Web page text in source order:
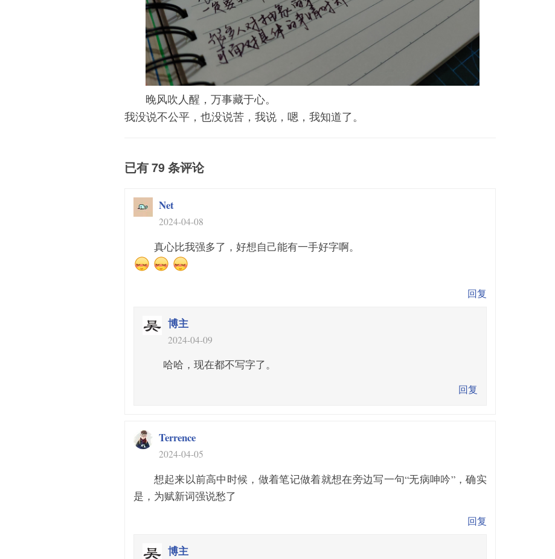
晚风吹人醒，万事藏于心。
我没说不公平，也没说苦，我说，嗯，我知道了。
已有 79 条评论
Net
2024-04-08
真心比我强多了，好想自己能有一手好字啊。
回复
博主
2024-04-09
哈哈，现在都不写字了。
回复
Terrence
2024-04-05
想起来以前高中时候，做着笔记做着就想在旁边写一句“无病呻吟”，确实
是，为赋新词强说愁了
回复
博主